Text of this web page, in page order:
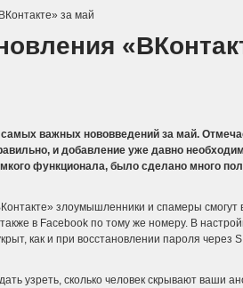
за май
важных нововведений за май.
и добавление уже давно
функционала, было сделано много
злоумышленники и спамеры смогут
в Facebook по тому же номеру. В
как и при восстановлении пароля через
узреть, сколько человек скрывают ваши